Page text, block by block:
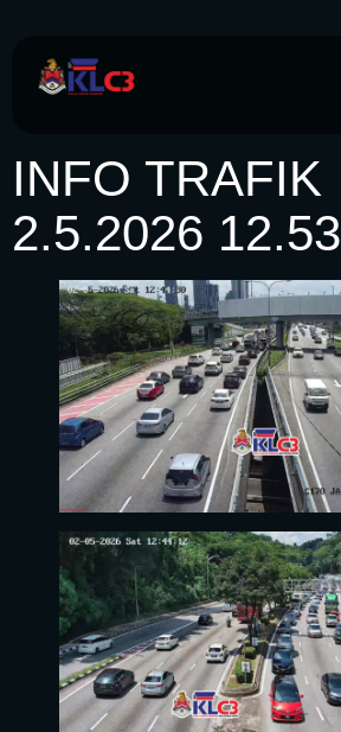
INFO TRAFIK
2.5.2026